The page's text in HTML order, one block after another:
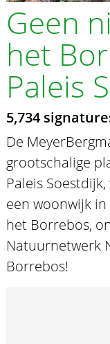
Geen
het
Paleis
5,734
De
grootschalige
Paleis
een woonwijk
het Borrebos,
Natuurnetwerk
Borrebos!